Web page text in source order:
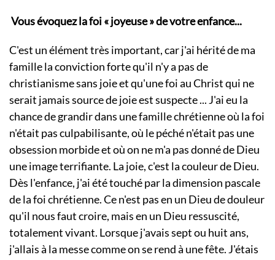
Vous évoquez la foi « joyeuse » de votre enfance...
C'est un élément très important, car j'ai hérité de ma
famille la conviction forte qu'il n'y a pas de
christianisme sans joie et qu'une foi au Christ qui ne
serait jamais source de joie est suspecte ... J'ai eu la
chance de grandir dans une famille chrétienne où la foi
n'était pas culpabilisante, où le péché n'était pas une
obsession morbide et où on ne m'a pas donné de Dieu
une image terrifiante. La joie, c'est la couleur de Dieu.
Dès l'enfance, j'ai été touché par la dimension pascale
de la foi chrétienne. Ce n'est pas en un Dieu de douleur
qu'il nous faut croire, mais en un Dieu ressuscité,
totalement vivant. Lorsque j'avais sept ou huit ans,
j'allais à la messe comme on se rend à une fête. J'étais